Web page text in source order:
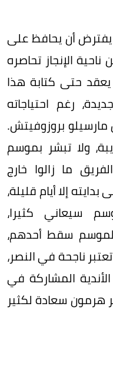
يفترض أن يحافظ على
الإنجاز تحاصره
يعقد حتى كتابة هذا
رغم احتياجاته
مارسيلو بروزوفيتش.
ولا تبشر بموسم
ما زالوا خارج
إلا أيام قليلة،
سيعاني كثيرا،
سقط أحدهم،
ناجحة في النصر،
المشاركة في
هرمون سعادة لكثير